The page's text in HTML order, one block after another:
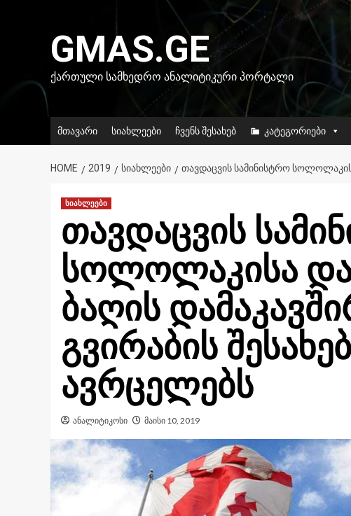
GMAS.GE
ᲥᲐᲠᲗᲣᲚᲘ ᲡᲐᲛᲮᲔᲓᲠᲝ ᲐᲜᲐᲚᲘᲢᲘᲙᲣᲠᲘ ᲞᲝᲠᲢᲐᲚᲘ
მთავარი სიახლეები ჩვენს შესახებ კატეგორიები
HOME 2019 ᲡᲘᲐᲮᲚᲔᲔᲑᲘ ᲗᲐᲕᲓᲐᲪᲕᲘᲡ ᲡᲐᲛᲘᲜᲘᲡᲢᲠᲝ
სიახლეები
თავდაცვის
სოლოლაკისა და
ბაღის
გვირაბის
ავრცელებს
ანალიტიკოსი მაისი 10, 2019